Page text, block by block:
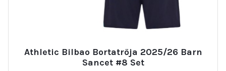
Athletic Bilbao Bortatröja 2025/26 Barn
Sancet #8 Set